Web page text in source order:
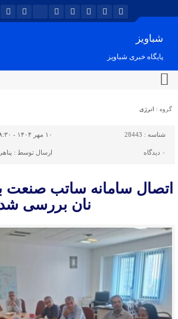
شباویز
پایگاه خبری شباویز
گروه : انرژی
شناسه : 28443 ۱۰ مهر ۱۴۰۴ - ۱۸:۳۰
۰ دیدگاه ارسال توسط :
اتصال سامانه ساتب صنعت
نان بررسی